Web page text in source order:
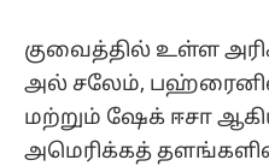
குவைத்தில் உள்ள
அல் சலேம்,
மற்றும் ஷேக் ஈசா
அமெரிக்கத் தளங்களில்